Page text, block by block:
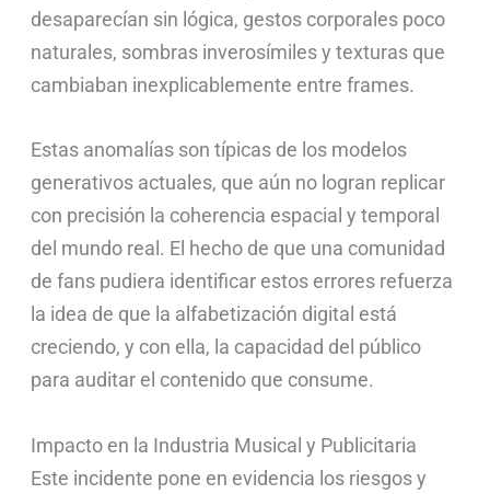
desaparecían sin lógica, gestos corporales poco
naturales, sombras inverosímiles y texturas que
cambiaban inexplicablemente entre frames.
Estas anomalías son típicas de los modelos
generativos actuales, que aún no logran replicar
con precisión la coherencia espacial y temporal
del mundo real. El hecho de que una comunidad
de fans pudiera identificar estos errores refuerza
la idea de que la alfabetización digital está
creciendo, y con ella, la capacidad del público
para auditar el contenido que consume.
Impacto en la Industria Musical y Publicitaria
Este incidente pone en evidencia los riesgos y